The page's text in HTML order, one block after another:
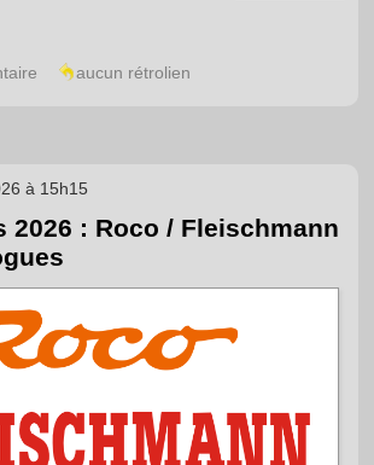
aucun rétrolien
à 15h15
2026 : Roco / Fleischmann